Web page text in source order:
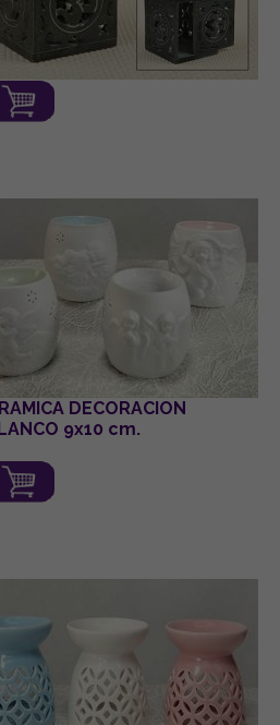
DECORACION
9x10 cm.